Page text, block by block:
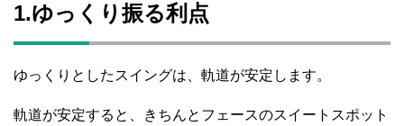
1.ゆっくり振る利点
ゆっくりとしたスイングは、軌道が安定します。
軌道が安定すると、きちんとフェースのスイートスポット